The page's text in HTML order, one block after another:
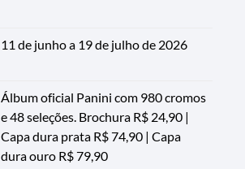
11 de junho a 19 de julho de 2026
Álbum oficial Panini com 980 cromos
e 48 seleções. Brochura R$ 24,90 |
Capa dura prata R$ 74,90 | Capa
dura ouro R$ 79,90